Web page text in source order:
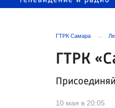
ГТРК Самара
ГТРК
10 мая в 20:05